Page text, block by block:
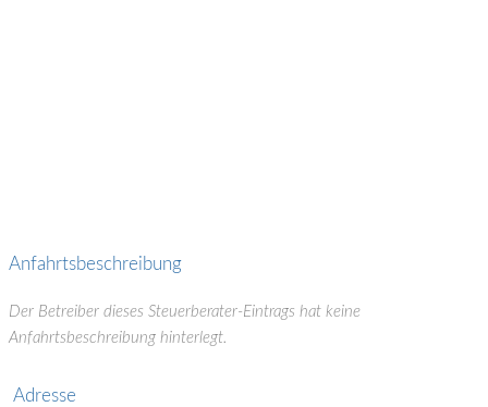
Anfahrtsbeschreibung
Der Betreiber dieses Steuerberater-Eintrags hat keine
Anfahrtsbeschreibung hinterlegt.
Adresse